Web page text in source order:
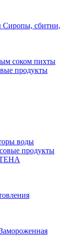
Сиропы, сбитни,
соком пихты
продукты
воды
продукты